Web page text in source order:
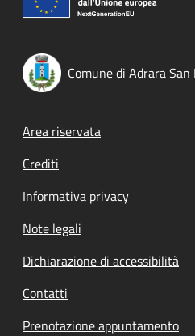
Comune di Adrara San
Footer menu
Area riservata
Crediti
Informativa privacy
Note legali
Dichiarazione di accessibilità
Contatti
Prenotazione appuntamento